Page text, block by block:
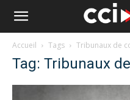
Accueil Tags Tribunaux de
Tag: Tribunaux